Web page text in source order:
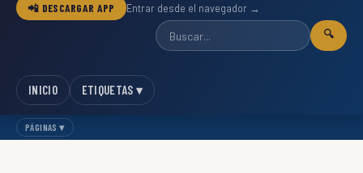
📲 DESCARGAR APP Entrar desde el navegador →
🔍
INICIO ETIQUETAS ▾
PÁGINAS ▾